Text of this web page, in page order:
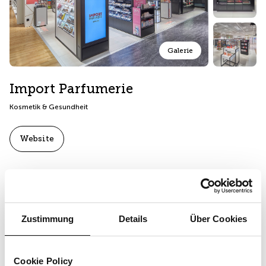
Zustimmung Details Über Cookies
Cookie Policy
Galerie
Import Parfumerie
Kosmetik & Gesundheit
Website
Heute von 09:00 bis 20:00 geöffnet.
Kontakt